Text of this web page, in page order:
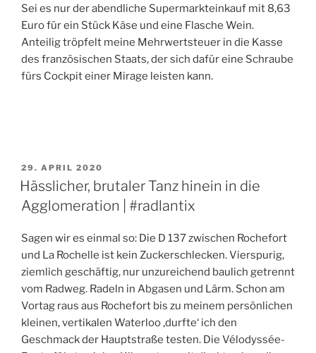
Sei es nur der abendliche Supermarkteinkauf mit 8,63
Euro für ein Stück Käse und eine Flasche Wein.
Anteilig tröpfelt meine Mehrwertsteuer in die Kasse
des französischen Staats, der sich dafür eine Schraube
fürs Cockpit einer Mirage leisten kann.
VERÖFFENTLICHT
AM
29. APRIL 2020
Hässlicher, brutaler Tanz hinein in die
Agglomeration | #radlantix
Sagen wir es einmal so: Die D 137 zwischen Rochefort
und La Rochelle ist kein Zuckerschlecken. Vierspurig,
ziemlich geschäftig, nur unzureichend baulich getrennt
vom Radweg. Radeln in Abgasen und Lärm. Schon am
Vortag raus aus Rochefort bis zu meinem persönlichen
kleinen, vertikalen Waterloo ‚durfte‘ ich den
Geschmack der Hauptstraße testen. Die Vélodyssée-